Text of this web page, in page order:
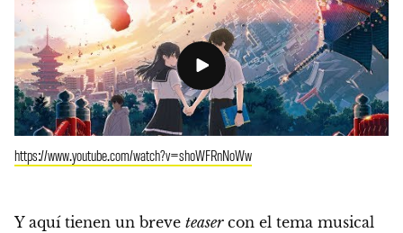
https://www.youtube.com/watch?v=shoWFRnNoWw
Y aquí tienen un breve teasercon el tema musical